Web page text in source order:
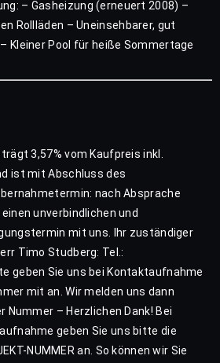
– Gasheizung (erneuert 2008) –
Rollläden – Uneinsehbarer, gut
Kleiner Pool für heiße Sommertage
3,57% vom Kaufpreis inkl.
ist mit Abschluss des
nach Absprache
unverbindlichen und
mit uns. Ihr zuständiger
Timo Studberg: Tel.:
geben Sie uns bei Kontaktaufnahme
mit an. Wir melden uns dann
– Herzlichen Dank! Bei
geben Sie uns bitte die
NUMMER an. So können wir Sie